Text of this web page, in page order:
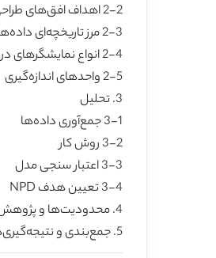
2-2 اهداف افق‌های طراحی
2-3 مرز تاریخچه‌ای داده‌ها
2-4 انواع نمایشگرهای در نظر گرفته‌شده
2-5 واحدهای اندازه‌گیری
3. تحلیل
3-1 جمع‌آوری داده‌ها
3-2 روش کار
3-3 اعتبار سنجی مدل
3-4 تعیین هدف NPD
4. محدودیت‌ها و پژوهش‌های آتی
5. جمع‌بندی و نتیجه‌گیری‌ها